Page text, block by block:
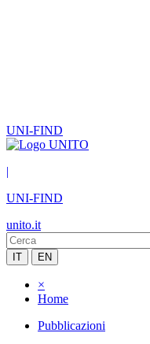
UNI-FIND
|
UNI-FIND
unito.it
IT EN
×
Home
Pubblicazioni